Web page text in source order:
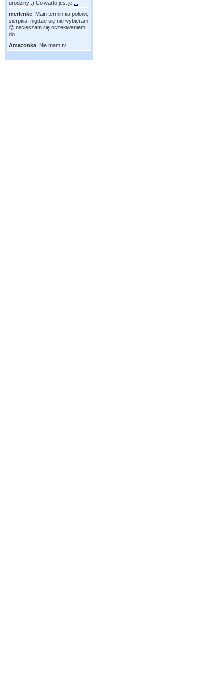
urodziny :) Co warto jest je
merlenke: Mam termin na połowę
sierpnia, nigdzie się nie wybieram
🙂 nacieszam się oczekiwaniem,
do
Amazonka: Nie mam tv.